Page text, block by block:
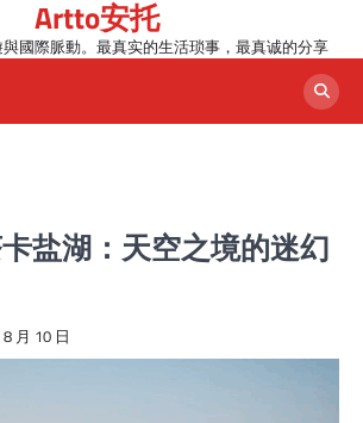
Artto安托
國際脈動。最真实的生活琐事，最真诚的分享
盐湖：天空之境的迷幻
月 10 日